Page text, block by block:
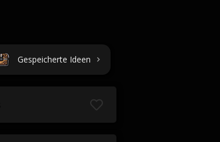
Gespeicherte Ideen